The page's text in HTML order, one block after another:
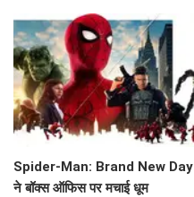
Spider-Man: Brand New Day
ने बॉक्स ऑफिस पर मचाई धूम